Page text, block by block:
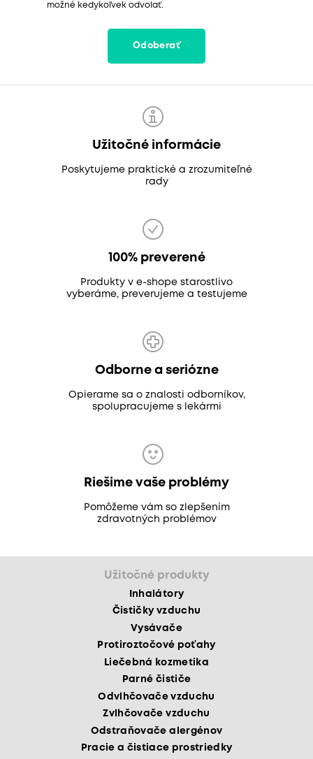
možné kedykoľvek odvolať.
Odoberať
Užitočné informácie
Poskytujeme praktické a zrozumiteľné
rady
100% preverené
Produkty v e-shope starostlivo
vyberáme, preverujeme a testujeme
Odborne a seriózne
Opierame sa o znalosti odborníkov,
spolupracujeme s lekármi
Riešime vaše problémy
Pomôžeme vám so zlepšením
zdravotných problémov
Užitočné produkty
Inhalátory
Čističky vzduchu
Vysávače
Protiroztočové poťahy
Liečebná kozmetika
Parné čističe
Odvlhčovače vzduchu
Zvlhčovače vzduchu
Odstraňovače alergénov
Pracie a čistiace prostriedky